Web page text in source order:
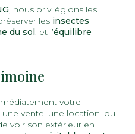
, nous privilégions les
les insectes
du sol, et l’équilibre
votre
vente, une location, ou
voir son extérieur en